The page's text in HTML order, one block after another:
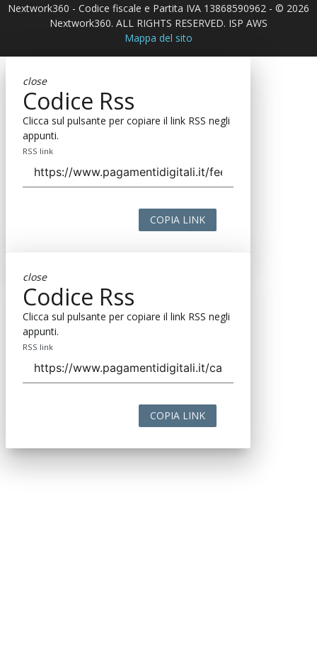
Nextwork360 - Codice fiscale e Partita IVA 13868590962 - © 2026
Nextwork360. ALL RIGHTS RESERVED. ISP AWS
Mappa del sito
close
Codice Rss
Clicca sul pulsante per copiare il link RSS negli
appunti.
RSS link
COPIA LINK
close
Codice Rss
Clicca sul pulsante per copiare il link RSS negli
appunti.
RSS link
COPIA LINK